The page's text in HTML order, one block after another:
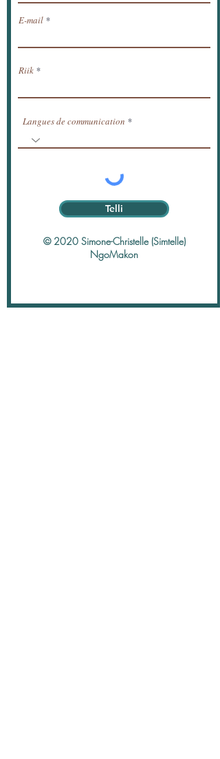
E-mail
Riik
Langues de communication
Telli
© 2020 Simone-Christelle (Simtelle)
NgoMakon